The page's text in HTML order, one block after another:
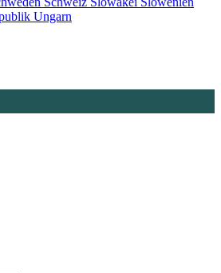
Ungarn